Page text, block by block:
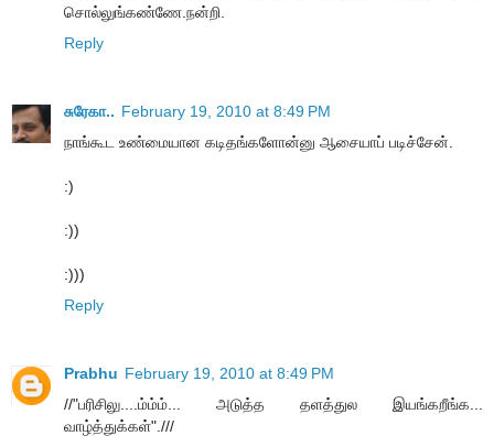
சொல்லுங்கண்ணே.நன்றி.
Reply
சுரேகா.. February 19, 2010 at 8:49 PM
நாங்கூட உண்மையான கடிதங்களோன்னு ஆசையாப் படிச்சேன்.
:)
:))
:)))
Reply
Prabhu February 19, 2010 at 8:49 PM
//"பரிசிலு....ம்ம்ம்... அடுத்த தளத்துல இயங்கறீங்க...
வாழ்த்துக்கள்".///